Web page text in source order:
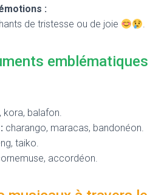
:
de tristesse ou de joie
.
emblématiques
kora, balafon.
charango, maracas, bandonéon.
taiko.
accordéon.